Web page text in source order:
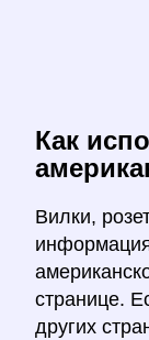
Как
Вилки,
странице.
других